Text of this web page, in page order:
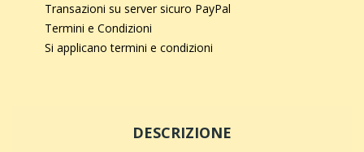
Transazioni su server sicuro PayPal
Termini e Condizioni
Si applicano termini e condizioni
DESCRIZIONE